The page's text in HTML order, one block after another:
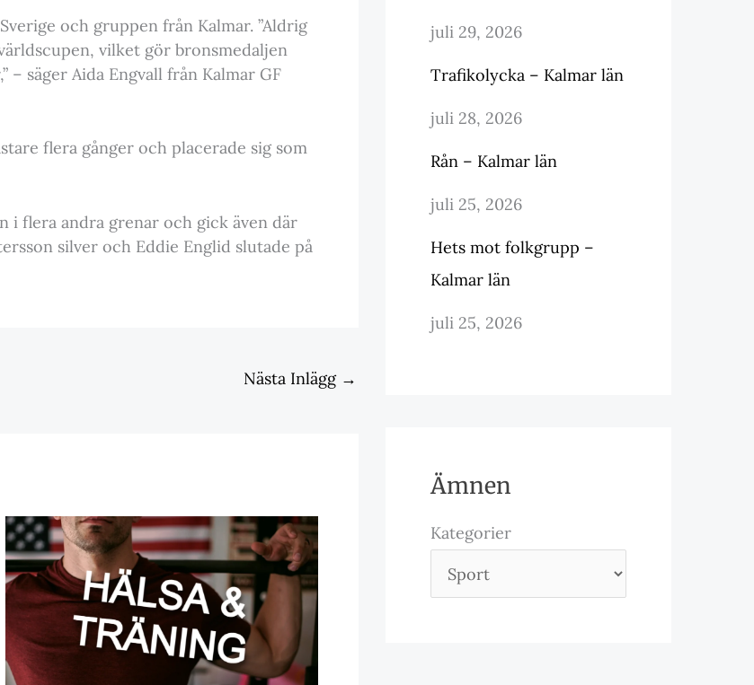
och gruppen från Kalmar. ”Aldrig
vilket gör bronsmedaljen
säger Aida Engvall från Kalmar GF
flera gånger och placerade sig som
i flera andra grenar och gick även där
silver och Eddie Englid slutade på
Nästa Inlägg →
juli 29, 2026
Trafikolycka – Kalmar län
juli 28, 2026
Rån – Kalmar län
juli 25, 2026
Hets mot folkgrupp –
Kalmar län
juli 25, 2026
Ämnen
Kategorier